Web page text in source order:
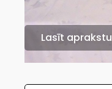
Lasīt aprakstu